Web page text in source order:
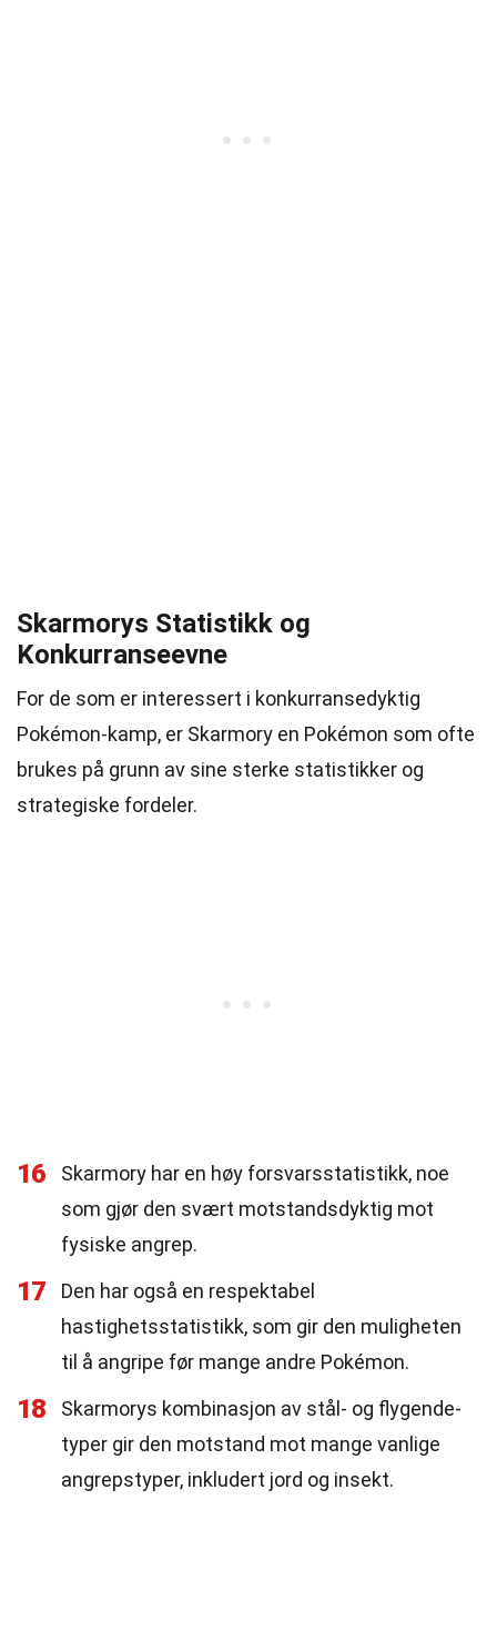
Skarmorys Statistikk og
Konkurranseevne
For de som er interessert i konkurransedyktig
Pokémon-kamp, er Skarmory en Pokémon som ofte
brukes på grunn av sine sterke statistikker og
strategiske fordeler.
16
Skarmory har en høy forsvarsstatistikk, noe
som gjør den svært motstandsdyktig mot
fysiske angrep.
17
Den har også en respektabel
hastighetsstatistikk, som gir den muligheten
til å angripe før mange andre Pokémon.
18
Skarmorys kombinasjon av stål- og flygende-
typer gir den motstand mot mange vanlige
angrepstyper, inkludert jord og insekt.